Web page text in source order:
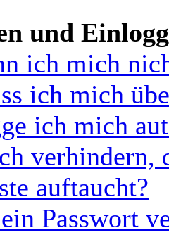
und
ich mich
ich mich
ich mich
verhindern,
auftaucht?
Passwort